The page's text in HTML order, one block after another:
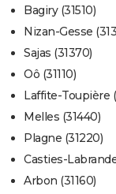
Bagiry (31510)
Nizan-Gesse
Sajas (31370)
Oô (31110)
Laffite-Toupière
Melles (31440)
Plagne (31220)
Casties-
Arbon (31160)